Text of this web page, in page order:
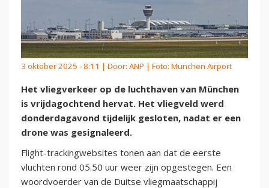
3 oktober 2025 - 8:11 | Door: ANP | Foto: München Airport
Het vliegverkeer op de luchthaven van München
is vrijdagochtend hervat. Het vliegveld werd
donderdagavond tijdelijk gesloten, nadat er een
drone was gesignaleerd.
Flight-trackingwebsites tonen aan dat de eerste
vluchten rond 05.50 uur weer zijn opgestegen. Een
woordvoerder van de Duitse vliegmaatschappij